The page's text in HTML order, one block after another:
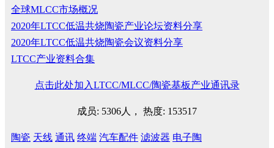
全球MLCC市场概况
2020年LTCC低温共烧陶瓷产业论坛资料分享
2020年LTCC低温共烧陶瓷会议资料分享
LTCC产业资料合集
点击此处加入LTCC/MLCC/陶瓷基板产业通讯录
成员: 5306人， 热度: 153517
陶瓷 天线 通讯 终端 汽车配件 滤波器 电子陶